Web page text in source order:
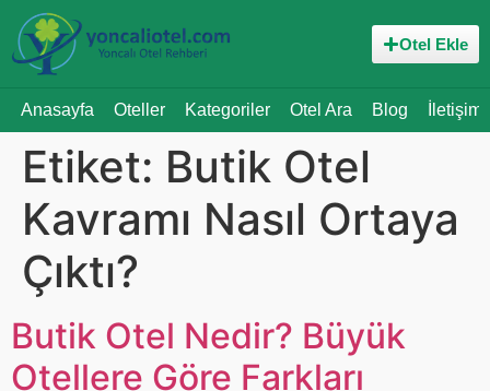
Otel Ekle
Anasayfa Oteller Kategoriler Otel Ara Blog İletişim
Etiket: Butik Otel
Kavramı Nasıl Ortaya
Çıktı?
Butik Otel Nedir? Büyük
Otellere Göre Farkları